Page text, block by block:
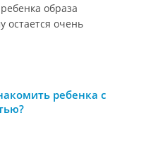
образа
остается очень
ребенка с